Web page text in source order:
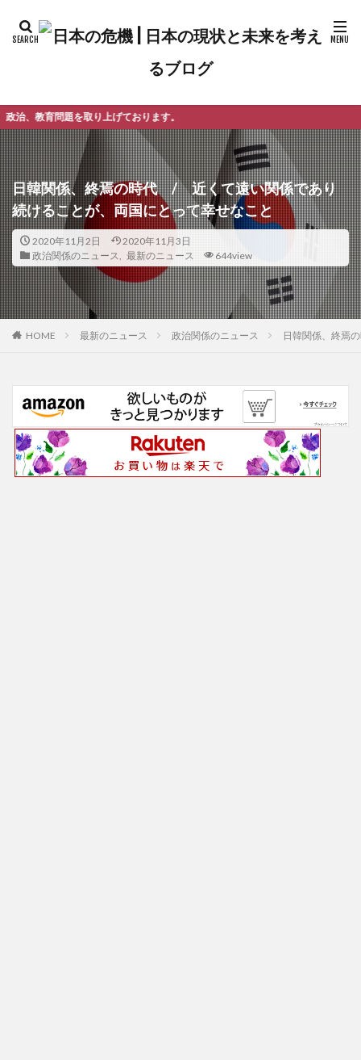
ております。
日韓関係、終焉の時代 / 近くて遠い関係であり
続けることが、両国にとって幸せなこと
2020年11月2日
2020年11月3日
政治関係のニュース
最新のニュース 644view
HOME 最新のニュース 政治関係のニュース 日韓関係、終焉